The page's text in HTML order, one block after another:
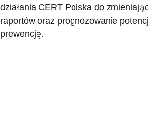
działania CERT Polska do
raportów oraz prognozowanie
prewencję.